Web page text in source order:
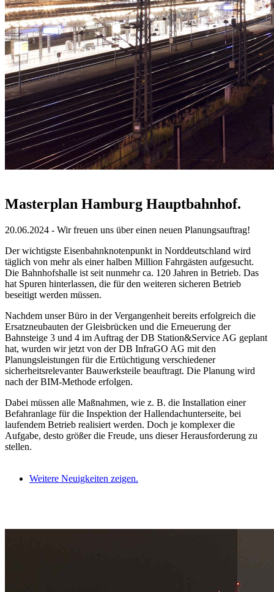
Masterplan Hamburg Hauptbahnhof.
20.06.2024 - Wir freuen uns über einen neuen Planungsauftrag!
Der wichtigste Eisenbahnknotenpunkt in Norddeutschland wird
täglich von mehr als einer halben Million Fahrgästen aufgesucht.
Die Bahnhofshalle ist seit nunmehr ca. 120 Jahren in Betrieb. Das
hat Spuren hinterlassen, die für den weiteren sicheren Betrieb
beseitigt werden müssen.
Nachdem unser Büro in der Vergangenheit bereits erfolgreich die
Ersatzneubauten der Gleisbrücken und die Erneuerung der
Bahnsteige 3 und 4 im Auftrag der DB Station&Service AG geplant
hat, wurden wir jetzt von der DB InfraGO AG mit den
Planungsleistungen für die Ertüchtigung verschiedener
sicherheitsrelevanter Bauwerksteile beauftragt. Die Planung wird
nach der BIM-Methode erfolgen.
Dabei müssen alle Maßnahmen, wie z. B. die Installation einer
Befahranlage für die Inspektion der Hallendachunterseite, bei
laufendem Betrieb realisiert werden. Doch je komplexer die
Aufgabe, desto größer die Freude, uns dieser Herausforderung zu
stellen.
Weitere Neuigkeiten zeigen.